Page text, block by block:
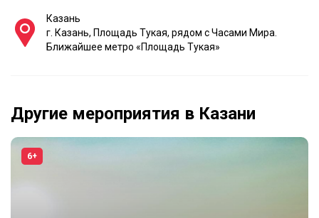
Казань
г. Казань, Площадь Тукая, рядом с Часами Мира.
Ближайшее метро «Площадь Тукая»
Другие мероприятия в Казани
6+